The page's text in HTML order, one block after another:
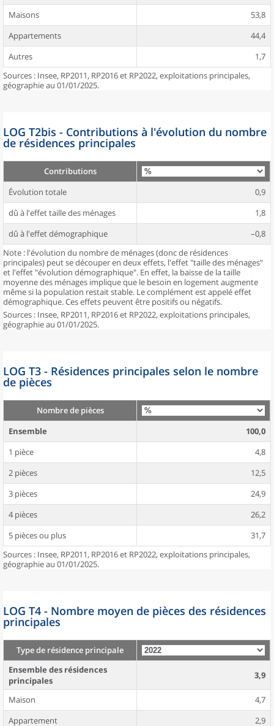
Maisons
53,8
Appartements
44,4
Autres
1,7
Sources : Insee, RP2011, RP2016 et RP2022, exploitations principales,
géographie au 01/01/2025.
LOG T2bis - Contributions à l'évolution du nombre
de résidences principales
Contributions
Évolution totale
0,9
dû à l'effet taille des ménages
1,8
dû à l'effet démographique
–0,8
Note : l'évolution du nombre de ménages (donc de résidences
principales) peut se découper en deux effets, l'effet "taille des ménages"
et l'effet "évolution démographique". En effet, la baisse de la taille
moyenne des ménages implique que le besoin en logement augmente
même si la population restait stable. Le complément est appelé effet
démographique. Ces effets peuvent être positifs ou négatifs.
Sources : Insee, RP2011, RP2016 et RP2022, exploitations principales,
géographie au 01/01/2025.
LOG T3 - Résidences principales selon le nombre
de pièces
Nombre de pièces
Ensemble
100,0
1 pièce
4,8
2 pièces
12,5
3 pièces
24,9
4 pièces
26,2
5 pièces ou plus
31,7
Sources : Insee, RP2011, RP2016 et RP2022, exploitations principales,
géographie au 01/01/2025.
LOG T4 - Nombre moyen de pièces des résidences
principales
Type de résidence principale
Ensemble des résidences
principales
3,9
Maison
4,7
Appartement
2,9